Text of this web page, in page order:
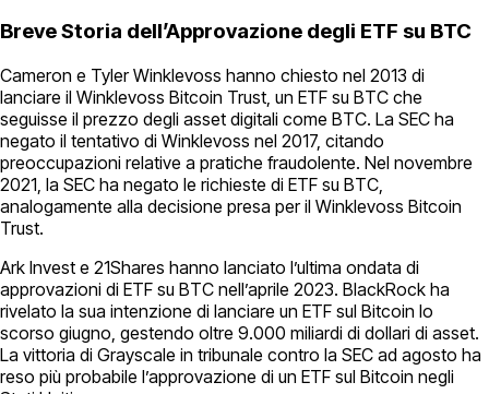
Breve Storia dell’Approvazione degli ETF su BTC
Cameron e Tyler Winklevoss hanno chiesto nel 2013 di
lanciare il Winklevoss Bitcoin Trust, un ETF su BTC che
seguisse il prezzo degli asset digitali come BTC. La SEC ha
negato il tentativo di Winklevoss nel 2017, citando
preoccupazioni relative a pratiche fraudolente. Nel novembre
2021, la SEC ha negato le richieste di ETF su BTC,
analogamente alla decisione presa per il Winklevoss Bitcoin
Trust.
Ark Invest e 21Shares hanno lanciato l’ultima ondata di
approvazioni di ETF su BTC nell’aprile 2023. BlackRock ha
rivelato la sua intenzione di lanciare un ETF sul Bitcoin lo
scorso giugno, gestendo oltre 9.000 miliardi di dollari di asset.
La vittoria di Grayscale in tribunale contro la SEC ad agosto ha
reso più probabile l’approvazione di un ETF sul Bitcoin negli